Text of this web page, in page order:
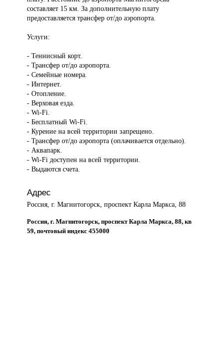
составляет 15 км. За дополнительную плату
предоставляется трансфер от/до аэропорта.
Услуги:
- Теннисный корт.
- Трансфер от/до аэропорта.
- Семейные номера.
- Интернет.
- Отопление.
- Верховая езда.
- Wi-Fi.
- Бесплатный Wi-Fi.
- Курение на всей территории запрещено.
- Трансфер от/до аэропорта (оплачивается отдельно).
- Аквапарк.
- Wi-Fi доступен на всей территории.
- Выдаются счета.
Адрес
Россия, г. Магнитогорск, проспект Карла Маркса, 88
Россия, г. Магнитогорск, проспект Карла Маркса, 88, кв
59, почтовый индекс 455000